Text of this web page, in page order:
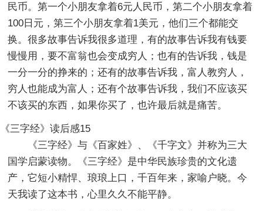
民币。第一个小朋友拿着6元人民币，第二个小朋友拿着
100日元，第三个小朋友拿着1美元，他们三个都能交
换。很多故事告诉我很多道理，有的故事告诉我有钱要
慢慢用，要不富翁也会变成穷人；也有的告诉我，钱是
一分一分的挣来的；还有的故事告诉我，富人教穷人，
穷人也能成为富人；还有个故事告诉我，我们不应该买
不该买的东西，如果你买了，也许最后就是痛苦。
《三字经》读后感15
《三字经》与《百家姓》、《千字文》并称为三大
国学启蒙读物。《三字经》是中华民族珍贵的文化遗
产，它短小精悍、琅琅上口，千百年来，家喻户晓。今
天我读了这本书，心里久久不能平静。